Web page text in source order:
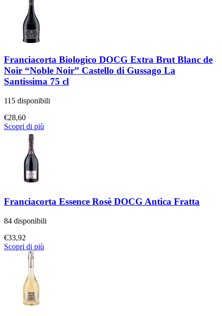
Franciacorta Biologico DOCG Extra Brut Blanc de
Noir “Noble Noir” Castello di Gussago La
Santissima 75 cl
115 disponibili
€28,60
Scopri di più
Franciacorta Essence Rosè DOCG Antica Fratta
84 disponibili
€33,92
Scopri di più